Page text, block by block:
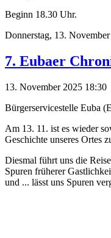
Beginn 18.30 Uhr.
Donnerstag, 13.
7. Eubaer
13. November 2025 18:30
Bürgerservicestelle Euba
Am 13. 11. ist es wieder
Geschichte unseres Ortes
Diesmal führt uns die
Spuren früherer
und ... lässt uns Spuren